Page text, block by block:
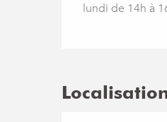
lundi de 14h à